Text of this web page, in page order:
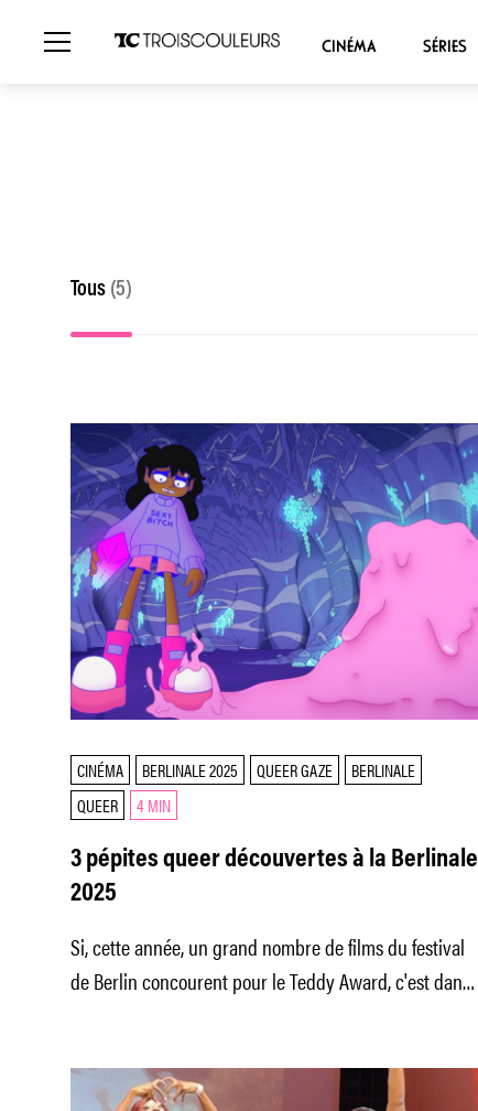
CINÉMA SÉRIES
Tous (5)
CINÉMA BERLINALE 2025 QUEER GAZE
BERLINALE
QUEER
4 MIN
3 pépites queer découvertes à la Berlinale
2025
Si, cette année, un grand nombre de films du festival
de Berlin concourent pour le Teddy Award, c'est dans